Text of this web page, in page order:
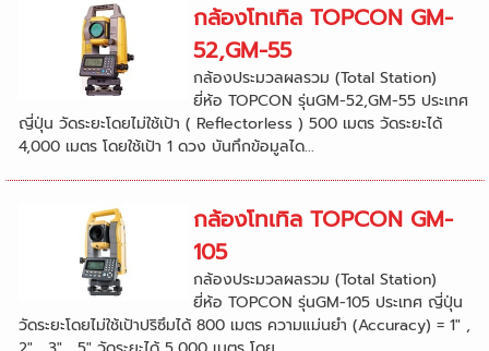
กล้องโทเทิล TOPCON GM-
52,GM-55
กล้องประมวลผลรวม (Total Station)
ยี่ห้อ TOPCON รุ่นGM-52,GM-55 ประเทศ
ญี่ปุ่น วัดระยะโดยไม่ใช้เป้า ( Reflectorless ) 500 เมตร วัดระยะได้
4,000 เมตร โดยใช้เป้า 1 ดวง บันทึกข้อมูลได...
กล้องโทเทิล TOPCON GM-
105
กล้องประมวลผลรวม (Total Station)
ยี่ห้อ TOPCON รุ่นGM-105 ประเทศ ญี่ปุ่น
วัดระยะโดยไม่ใช้เป้าปริซึมได้ 800 เมตร ความแม่นยำ (Accuracy) = 1" ,